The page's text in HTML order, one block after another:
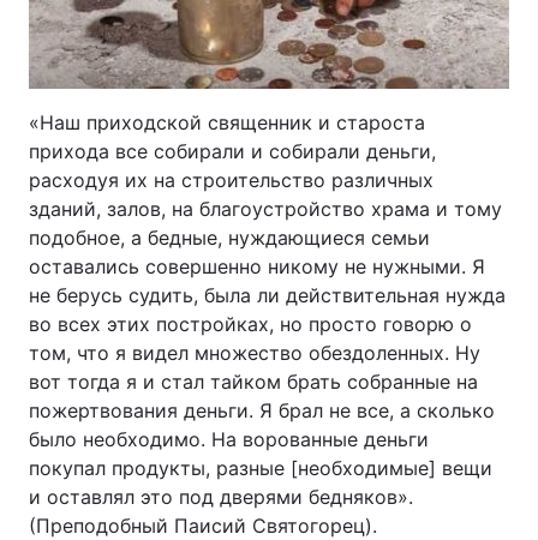
«Наш приходской священник и староста
прихода все собирали и собирали деньги,
расходуя их на строительство различных
зданий, залов, на благоустройство храма и тому
подобное, а бедные, нуждающиеся семьи
оставались совершенно никому не нужными. Я
не берусь судить, была ли действительная нужда
во всех этих постройках, но просто говорю о
том, что я видел множество обездоленных. Ну
вот тогда я и стал тайком брать собранные на
пожертвования деньги. Я брал не все, а сколько
было необходимо. На ворованные деньги
покупал продукты, разные [необходимые] вещи
и оставлял это под дверями бедняков».
(Преподобный Паисий Святогорец).